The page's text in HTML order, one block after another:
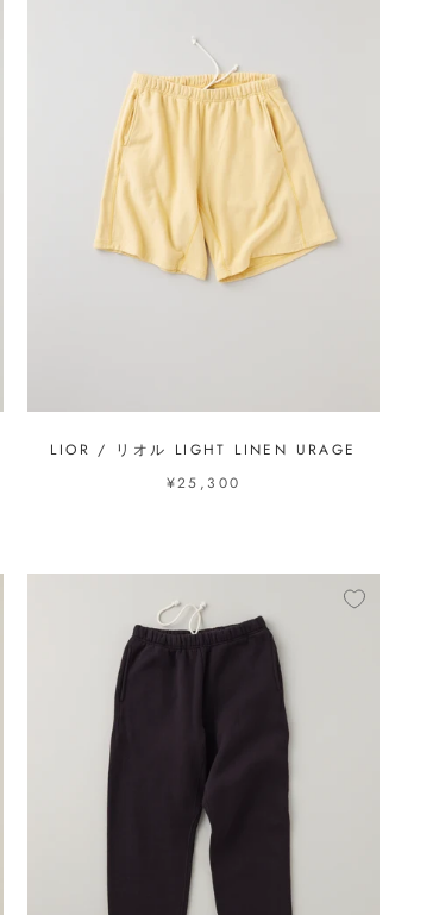
LIOR / リオル LIGHT LINEN URAGE
¥25,300